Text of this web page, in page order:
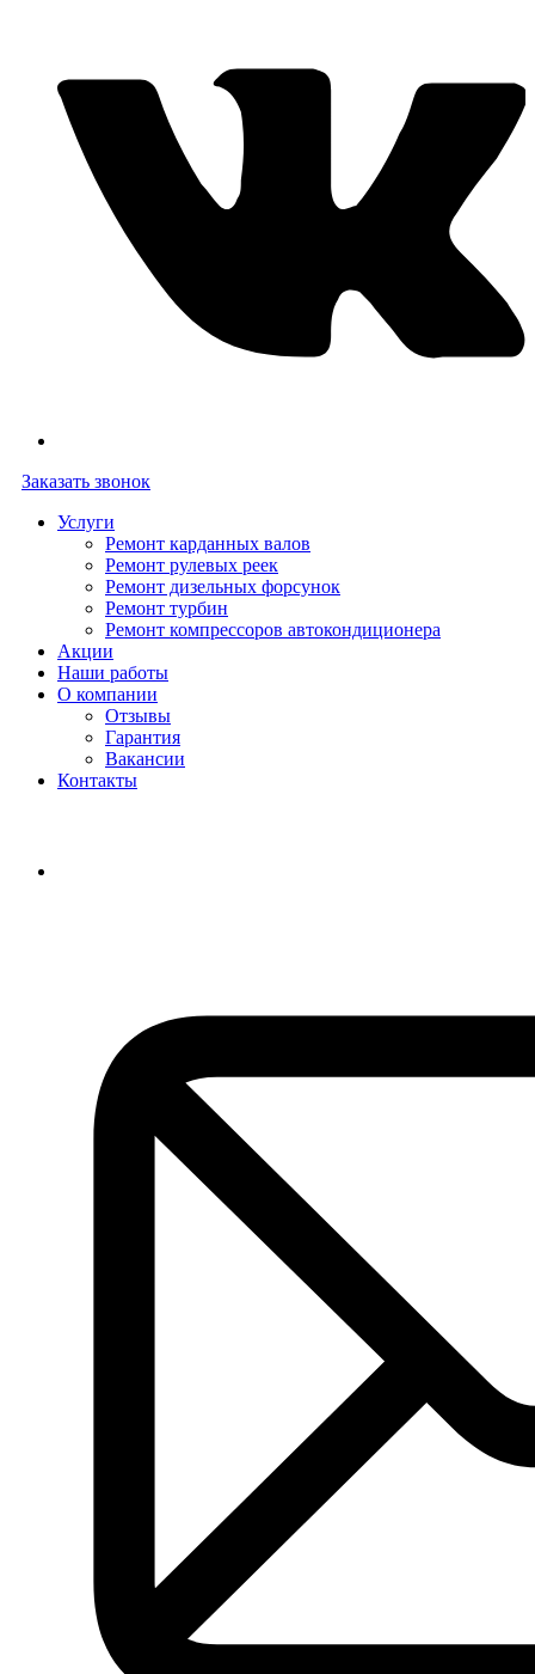
Заказать звонок
Услуги
Ремонт карданных валов
Ремонт рулевых реек
Ремонт дизельных форсунок
Ремонт турбин
Ремонт компрессоров автокондиционера
Акции
Наши работы
О компании
Отзывы
Гарантия
Вакансии
Контакты